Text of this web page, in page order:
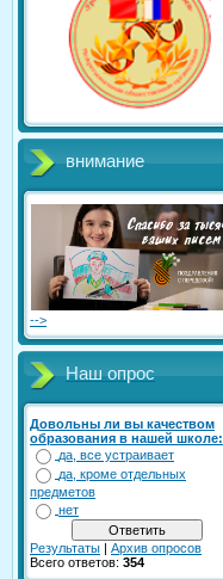
внимание
-->
Наш опрос
Довольны ли вы качеством
образования в нашей школе:
да, все устраивает
да, кроме отдельных
предметов
нет
Результаты | Архив опросов
Всего ответов: 354